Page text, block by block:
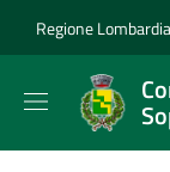
Regione Lombardia